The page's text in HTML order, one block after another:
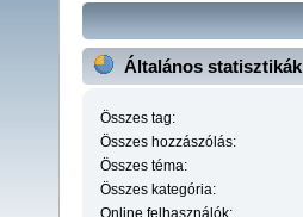
Általános statisztikák
Összes tag:
Összes hozzászólás:
Összes téma:
Összes kategória:
Online felhasználók: